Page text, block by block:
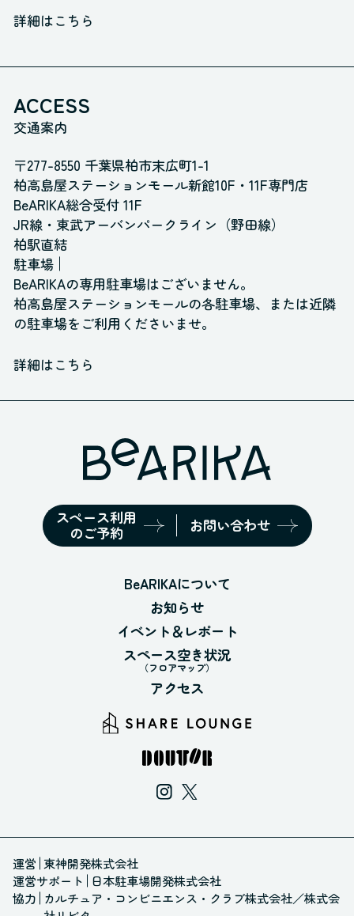
ACCESS
交通案内
〒277-8550 千葉県柏市末広町1-1
柏高島屋ステーションモール新館10F・11F専門店
BeARIKA総合受付 11F
JR線・東武アーバンパークライン（野田線）
柏駅直結
駐車場
BeARIKAの専用駐車場はございません。
柏高島屋ステーションモールの各駐車場、
または近隣
の駐車場をご利用くださいませ。
詳細はこちら
詳細はこちら
BeARIKAについて
お知らせ
イベント＆レポート
スペース空き状況
（フロアマップ）
アクセス
スペース利用
のご予約
お問い合わせ
運営 東神開発株式会社
運営サポート 日本駐車場開発株式会社
協力 カルチュア・コンビニエンス・クラブ株式会社／株式会